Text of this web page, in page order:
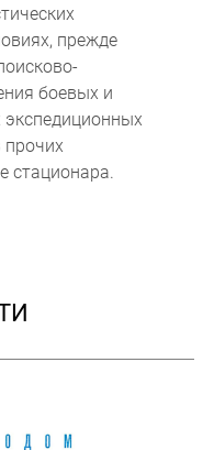
прежде
боевых и
экспедиционных
прочих
стационара.